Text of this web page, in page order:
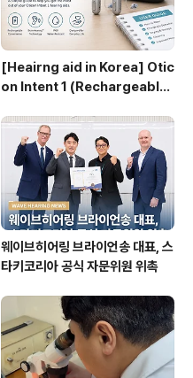
[Heairng aid in Korea] Otic
on Intent 1 (Rechargeable)
ng & Daily Care | WaveHea
ring in Seoul
웨이브히어링 브라이언송 대표, 스
타키코리아 공식 자문위원 위촉